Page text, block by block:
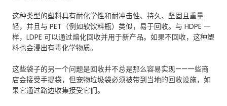
这种类型的塑料具有耐化学性和耐冲击性、持久、坚固且重量
轻，并且与 PET（例如软饮料瓶）类似，易于回收。与 HDPE 一
样，LDPE 可以通过熔化回收并用于新产品。如果不回收，这种塑
料也会浸出有毒化学物质。
这些袋子的另一个问题是回收并不总是那么容易实现——一些商
店会接受手提袋，但宠物垃圾袋必须被带到当地的回收设施，如
果它通过路边收集接受它们。